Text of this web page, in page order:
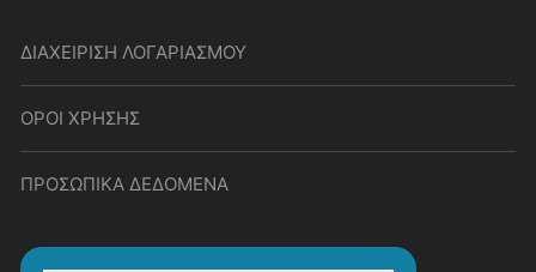
ΔΙΑΧΕΙΡΙΣΗ ΛΟΓΑΡΙΑΣΜΟΥ
ΟΡΟΙ ΧΡΗΣΗΣ
ΠΡΟΣΩΠΙΚΑ ΔΕΔΟΜΕΝΑ